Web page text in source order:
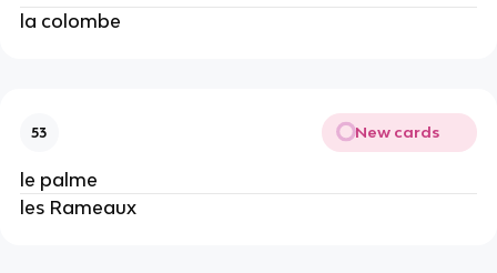
la colombe
53 New cards
le palme
les Rameaux